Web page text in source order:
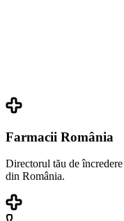
Farmacii România
Directorul tău de
din România.